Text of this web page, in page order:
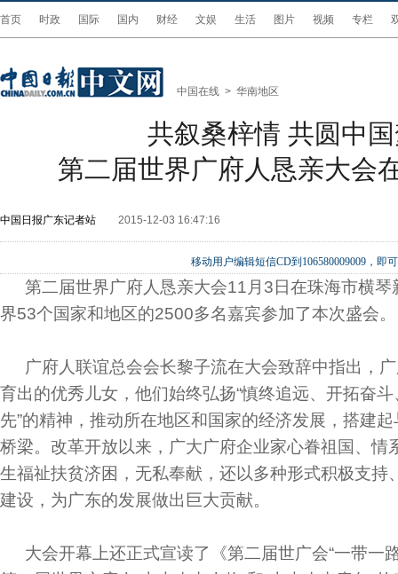
首页 时政 国际 国内 财经 文娱 生活 图片 视频 专栏
中国在线 > 华南地区
共叙桑梓情 共圆中
第二届世界广府人恳亲大会
中国日报广东记者站 2015-12-03 16:47:16
移动用户编辑短信CD到106580009009，即
第二届世界广府人恳亲大会11月3日在珠海市横
界53个国家和地区的2500多名嘉宾参加了本次盛会。
广府人联谊总会会长黎子流在大会致辞中指出，
育出的优秀儿女，他们始终弘扬“慎终追远、开拓奋
先”的精神，推动所在地区和国家的经济发展，搭建
桥梁。改革开放以来，广大广府企业家心眷祖国、情
生福祉扶贫济困，无私奉献，还以多种形式积极支持
建设，为广东的发展做出巨大贡献。
大会开幕上还正式宣读了《第二届世广会“一带一